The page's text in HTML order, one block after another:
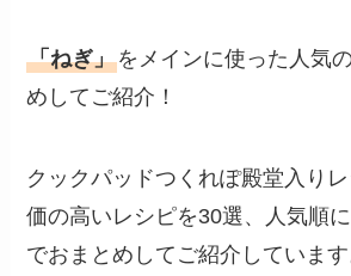
「ねぎ」をメインに使った人気
めしてご紹介！
クックパッドつくれぽ殿堂入り
価の高いレシピを30選、人気順
でおまとめしてご紹介しています